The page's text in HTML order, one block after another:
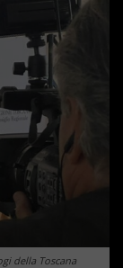
della Toscana